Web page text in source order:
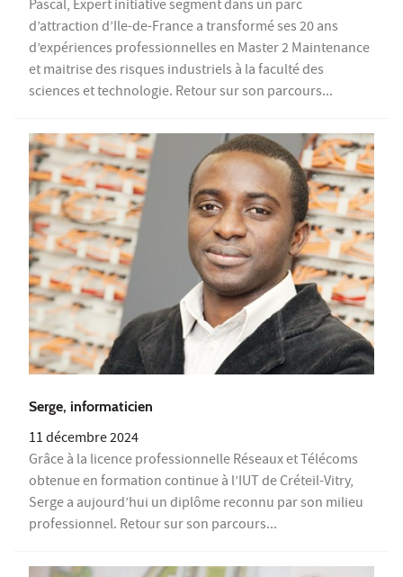
Pascal, Expert initiative segment dans un parc
d’attraction d’Ile-de-France a transformé ses 20 ans
d’expériences professionnelles en Master 2 Maintenance
et maitrise des risques industriels à la faculté des
sciences et technologie. Retour sur son parcours...
Serge, informaticien
11 décembre 2024
Grâce à la licence professionnelle Réseaux et Télécoms
obtenue en formation continue à l’IUT de Créteil-Vitry,
Serge a aujourd’hui un diplôme reconnu par son milieu
professionnel. Retour sur son parcours...